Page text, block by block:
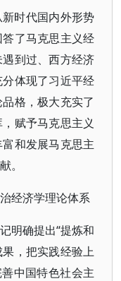
时代国内外形势
了马克思主义经
到过、西方经济
体现了习近平经
格，极大充实了
赋予马克思主义
和发展马克思主
。
经济学理论体系
明确提出“提炼和
，把实践经验上
中国特色社会主